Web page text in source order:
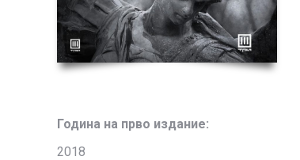
Година на прво издание:
2018